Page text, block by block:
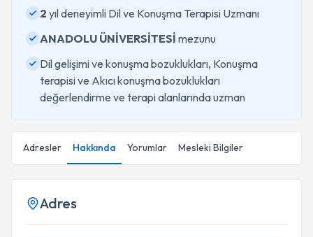
2 yıl deneyimli Dil ve Konuşma Terapisi Uzmanı
ANADOLU ÜNİVERSİTESİ mezunu
Dil gelişimi ve konuşma bozuklukları, Konuşma
terapisi ve Akıcı konuşma bozuklukları
değerlendirme ve terapi alanlarında uzman
Adresler Hakkında Yorumlar Mesleki Bilgiler
Adres